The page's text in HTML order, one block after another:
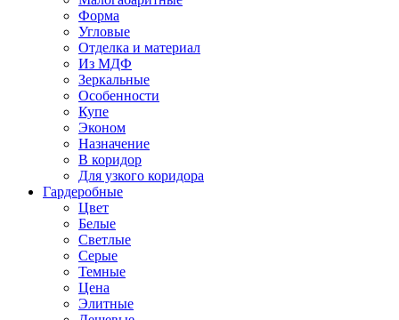
Форма
Угловые
Отделка и материал
Из МДФ
Зеркальные
Особенности
Купе
Эконом
Назначение
В коридор
Для узкого коридора
Гардеробные
Цвет
Белые
Светлые
Серые
Темные
Цена
Элитные